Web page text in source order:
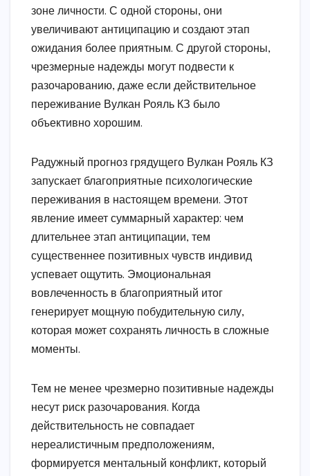
зоне личности. С одной стороны, они
увеличивают антиципацию и создают этап
ожидания более приятным. С другой стороны,
чрезмерные надежды могут подвести к
разочарованию, даже если действительное
переживание Вулкан Рояль КЗ было
объективно хорошим.
Радужный прогноз грядущего Вулкан Рояль КЗ
запускает благоприятные психологические
переживания в настоящем времени. Этот
явление имеет суммарный характер: чем
длительнее этап антиципации, тем
существеннее позитивных чувств индивид
успевает ощутить. Эмоциональная
вовлеченность в благоприятный итог
генерирует мощную побудительную силу,
которая может сохранять личность в сложные
моменты.
Тем не менее чрезмерно позитивные надежды
несут риск разочарования. Когда
действительность не совпадает
нереалистичным предположениям,
формируется ментальный конфликт, который